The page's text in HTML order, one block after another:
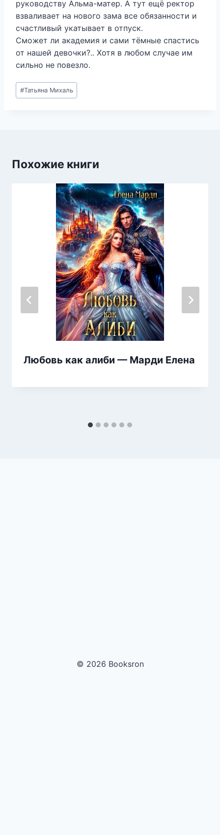
руководству Альма-матер. А тут ещё ректор
взваливает на нового зама все обязанности и
счастливый укатывает в отпуск.
Сможет ли академия и сами тёмные спастись
от нашей девочки?.. Хотя в любом случае им
сильно не повезло.
Метки
записи:
#Татьяна Михаль
Похожие книги
Любовь как алиби — Марди Елена
© 2026 Booksron